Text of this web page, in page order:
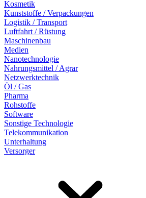
Kosmetik
Kunststoffe / Verpackungen
Logistik / Transport
Luftfahrt / Rüstung
Maschinenbau
Medien
Nanotechnologie
Nahrungsmittel / Agrar
Netzwerktechnik
Öl / Gas
Pharma
Rohstoffe
Software
Sonstige Technologie
Telekommunikation
Unterhaltung
Versorger